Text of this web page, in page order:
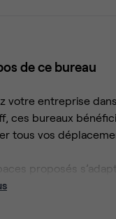
de ce bureau
votre entreprise
ces bureaux
tous vos
proposés
privatifs pour plus